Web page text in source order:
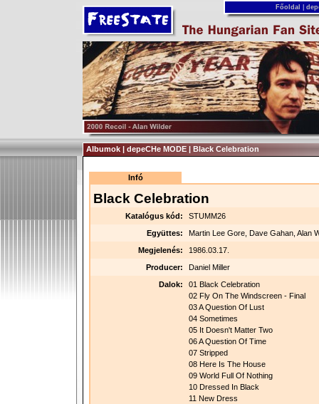
Főoldal
Albumok | depeCHe MODE | Black Celebration
Infó
Black Celebration
Katalógus kód:
STUMM26
Együttes:
Martin Lee Gore, Dave Gahan, Alan
Megjelenés:
1986.03.17.
Producer:
Daniel Miller
Dalok:
01 Black Celebration
02 Fly On The Windscreen - Final
03 A Question Of Lust
04 Sometimes
05 It Doesn't Matter Two
06 A Question Of Time
07 Stripped
08 Here Is The House
09 World Full Of Nothing
10 Dressed In Black
11 New Dress